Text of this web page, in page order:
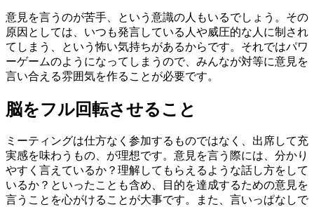
意見を言うのが苦手、という意識の人もいるでしょう。その
原因としては、いつも発言している人や威圧的な人に制され
てしまう、という怖い気持ちがあるからです。それではパワ
ーゲームのようになってしまうので、みんなが対等に意見を
言い合える雰囲気を作ることが必要です。
脳をフル回転させること
ミーティングは仕方なく参加するものではなく、出席して充
実感を味わうもの、が理想です。意見を言う際には、分かり
やすく言えているか？理解してもらえるような話し方をして
いるか？といったことも含め、目的を達成するための意見を
言うことを心がけることが大事です。また、言いっぱなしで